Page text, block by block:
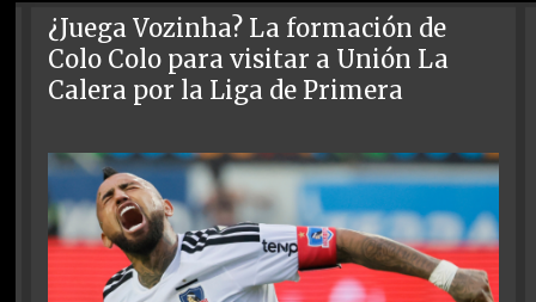
¿Juega Vozinha? La formación de
Colo Colo para visitar a Unión La
Calera por la Liga de Primera